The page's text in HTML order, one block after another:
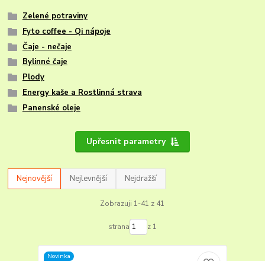
Zelené potraviny
Fyto coffee - Qi nápoje
Čaje - nečaje
Bylinné čaje
Plody
Energy kaše a Rostlinná strava
Panenské oleje
Upřesnit parametry
Nejnovější Nejlevnější Nejdražší
Zobrazuji 1-41 z 41
strana z 1
Novinka